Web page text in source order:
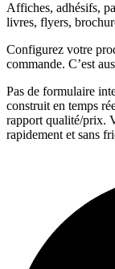
Affiches, adhésifs,
livres, flyers,
Configurez votre
commande. C’est
Pas de formulaire
construit en temps
rapport qualité/prix.
rapidement et sans